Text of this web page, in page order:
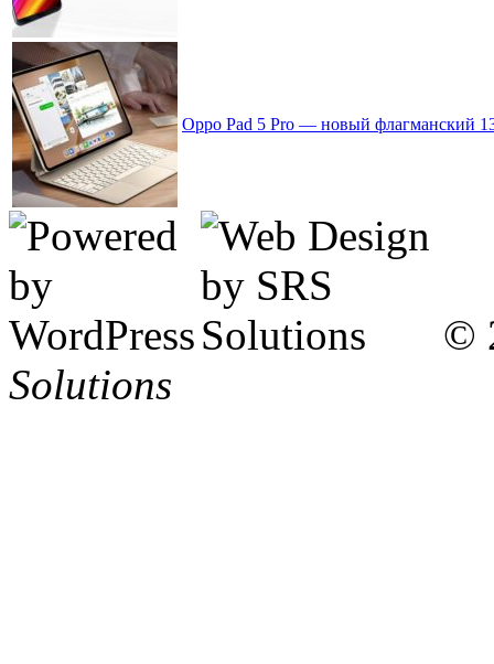
Oppo Pad 5 Pro — новый флагманский
©
Solutions